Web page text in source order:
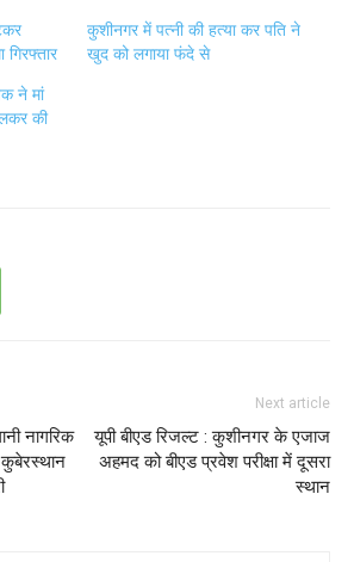
गिरफ्तार
कुशीनगर में पत्नी की हत्या कर पति ने
खुद को लगाया फंदे से
ने मां
की
नागरिक
Next article
यूपी बीएड रिजल्ट : कुशीनगर के एजाज
अहमद को बीएड प्रवेश परीक्षा में दूसरा
स्थान